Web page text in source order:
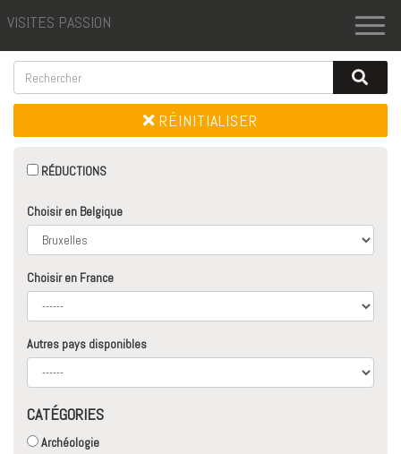
VISITES PASSION
RÉINITIALISER
RÉDUCTIONS
Choisir en Belgique
Choisir en France
Autres pays disponibles
CATÉGORIES
Archéologie